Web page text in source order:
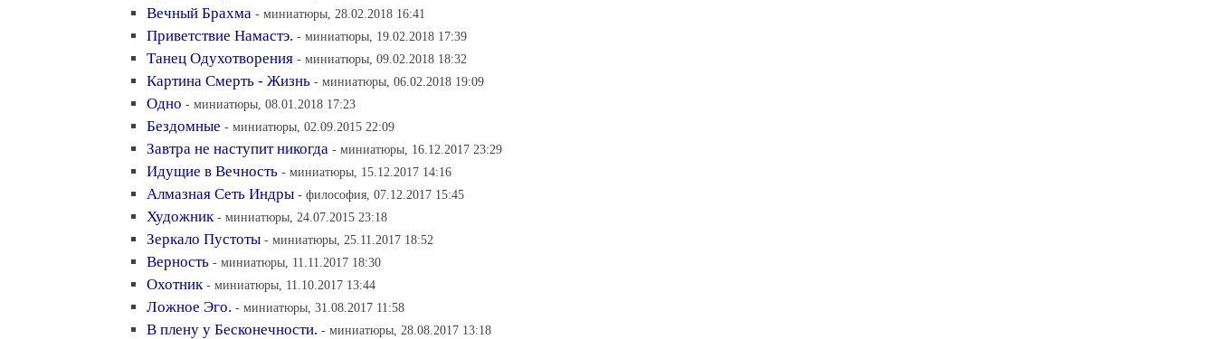
Вечный Брахма - миниатюры, 28.02.2018 16:41
Приветствие Намастэ. - миниатюры, 19.02.2018 17:39
Танец Одухотворения - миниатюры, 09.02.2018 18:32
Картина Смерть - Жизнь - миниатюры, 06.02.2018 19:09
Одно - миниатюры, 08.01.2018 17:23
Бездомные - миниатюры, 02.09.2015 22:09
Завтра не наступит никогда - миниатюры, 16.12.2017 23:29
Идущие в Вечность - миниатюры, 15.12.2017 14:16
Алмазная Сеть Индры - философия, 07.12.2017 15:45
Художник - миниатюры, 24.07.2015 23:18
Зеркало Пустоты - миниатюры, 25.11.2017 18:52
Верность - миниатюры, 11.11.2017 18:30
Охотник - миниатюры, 11.10.2017 13:44
Ложное Эго. - миниатюры, 31.08.2017 11:58
В плену у Бесконечности. - миниатюры, 28.08.2017 13:18